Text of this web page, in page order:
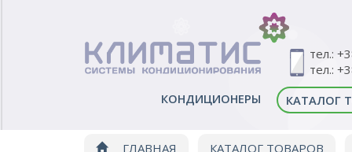
тел.:
тел.:
КОНДИЦИОНЕРЫ
КАТАЛОГ
ГЛАВНАЯ КАТАЛОГ ТОВАРОВ